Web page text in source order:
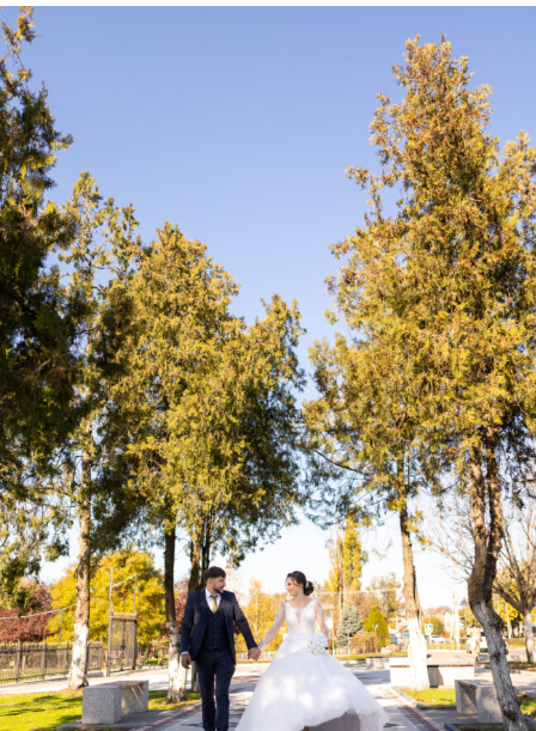
IVAN + MIHAELA